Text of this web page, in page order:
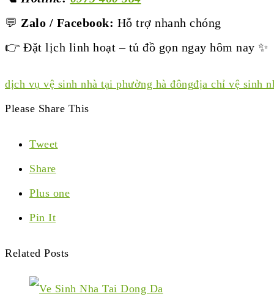
💬 Zalo / Facebook: Hỗ trợ nhanh chóng
👉 Đặt lịch linh hoạt – tủ đồ gọn ngay hôm nay ✨
dịch vụ vệ sinh nhà tại phường hà đôngđịa chỉ vệ sinh
Please Share This
Tweet
Share
Plus one
Pin It
Related Posts